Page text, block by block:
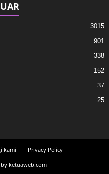
3015
901
338
152
37
25
kami
Privacy Policy
ketuaweb.com